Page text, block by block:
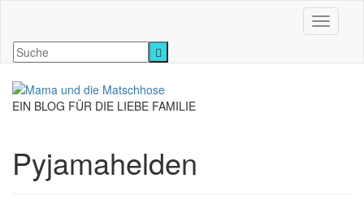
EIN BLOG FÜR DIE LIEBE FAMILIE
Pyjamahelden